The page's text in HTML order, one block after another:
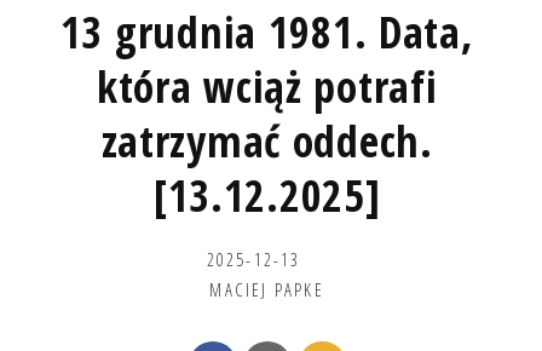
13 grudnia 1981. Data,
która wciąż potrafi
zatrzymać oddech.
[13.12.2025]
2025-12-13
MACIEJ PAPKE